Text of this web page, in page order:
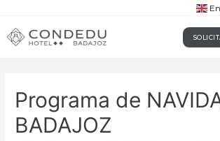
Programa de
BADAJOZ